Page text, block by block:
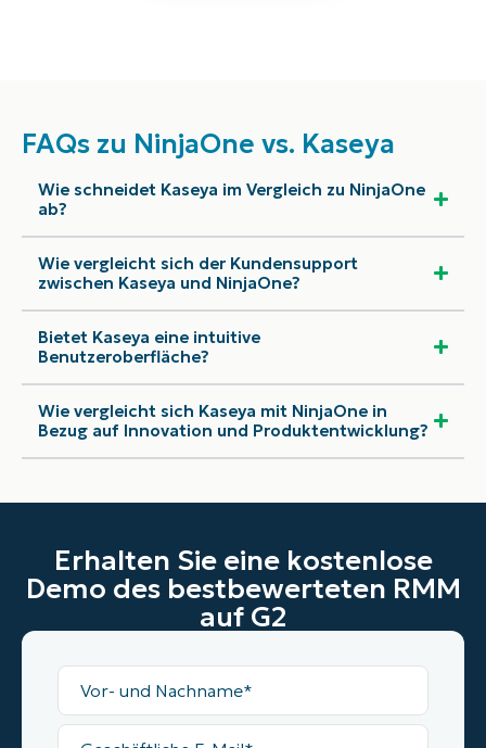
FAQs zu NinjaOne vs. Kaseya
Wie schneidet Kaseya im Vergleich zu NinjaOne
ab?
Wie vergleicht sich der Kundensupport
zwischen Kaseya und NinjaOne?
Bietet Kaseya eine intuitive
Benutzeroberfläche?
Wie vergleicht sich Kaseya mit NinjaOne in
Bezug auf Innovation und Produktentwicklung?
Erhalten Sie eine kostenlose
Demo des bestbewerteten RMM
auf G2
Vollständiger
Name
Geschäftliche